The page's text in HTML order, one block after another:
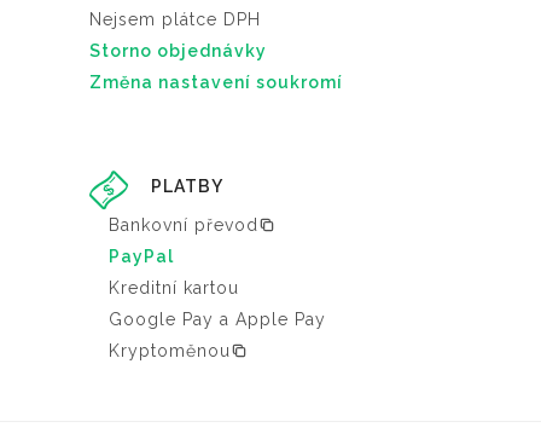
Nejsem plátce DPH
Storno objednávky
Změna nastavení soukromí
PLATBY
Bankovní převod
PayPal
Kreditní kartou
Google Pay a Apple Pay
Kryptoměnou